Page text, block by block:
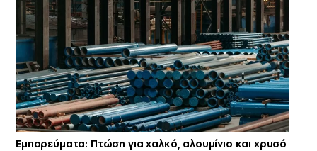
Εμπορεύματα: Πτώση για χαλκό, αλουμίνιο και χρυσό